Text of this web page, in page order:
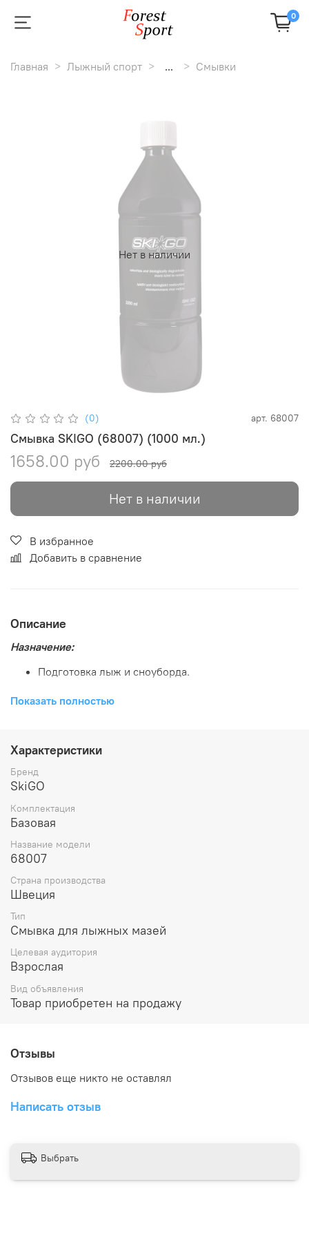
0
Главная Лыжный спорт ... Cмывки
Нет в наличии
(0) арт. 68007
Смывка SKIGO (68007) (1000 мл.)
1658.00 руб 2200.00 руб
Нет в наличии
В избранное
Добавить в сравнение
Описание
Назначение:
Подготовка лыж и сноуборда.
Удаление старых мазей держания или первичная
штайншлифта.
Флакон с крышкой-замком.
Смывка SKI-GO
Показать полностью
Характеристики
Бренд
SkiGO
Комплектация
Базовая
Название модели
68007
Страна производства
Швеция
Тип
Смывка для лыжных мазей
Целевая аудитория
Взрослая
Вид объявления
Товар приобретен на продажу
Отзывы
Отзывов еще никто не оставлял
Написать отзыв
Выбрать